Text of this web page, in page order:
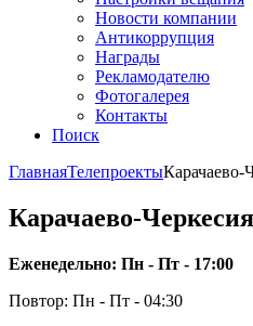
Новости компании
Антикоррупция
Награды
Рекламодателю
Фотогалерея
Контакты
Поиск
ГлавнаяТелепроектыКарачаево-
Карачаево-
Еженедельно: Пн - Пт - 17:00
Повтор: Пн - Пт - 04:30